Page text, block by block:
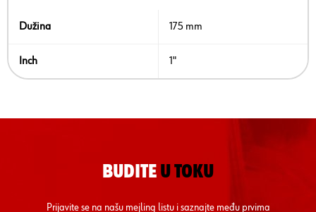
Dužina 175 mm
Inch 1"
BUDITE U TOKU
Prijavite se na našu mejling listu i saznajte među prvima